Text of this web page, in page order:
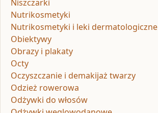
Niszczarki
Nutrikosmetyki
Nutrikosmetyki i leki dermatologiczne
Obiektywy
Obrazy i plakaty
Octy
Oczyszczanie i demakijaż twarzy
Odzież rowerowa
Odżywki do włosów